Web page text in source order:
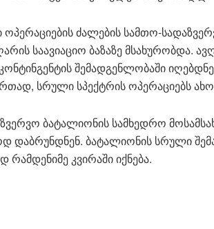
ოპერაციების ძალების სამთო-
საავიაციო ბაზაზე მსახურობდა.
შემადგენლობაში
სრული სპექტრის ოპერაციებს
ბატალიონის სამხედრო
დაბრუნდნენ. ბატალიონის სრული
რამდენიმე კვირაში იქნება.